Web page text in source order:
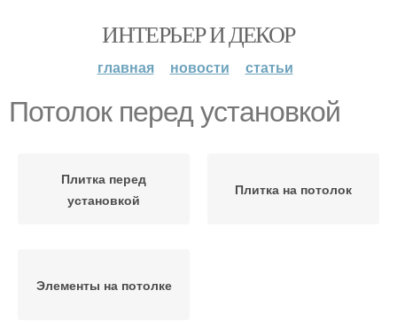
ИНТЕРЬЕР И ДЕКОР
главная новости статьи
Потолок перед установкой
Плитка перед
установкой
Плитка на потолок
Элементы на потолке